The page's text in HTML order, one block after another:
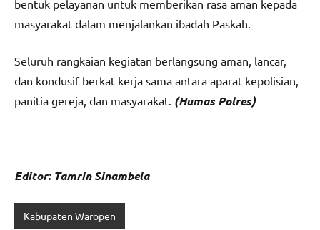
bentuk pelayanan untuk memberikan rasa aman kepada
masyarakat dalam menjalankan ibadah Paskah.
Seluruh rangkaian kegiatan berlangsung aman, lancar,
dan kondusif berkat kerja sama antara aparat kepolisian,
panitia gereja, dan masyarakat. (Humas Polres)
Editor: Tamrin Sinambela
Kabupaten Waropen